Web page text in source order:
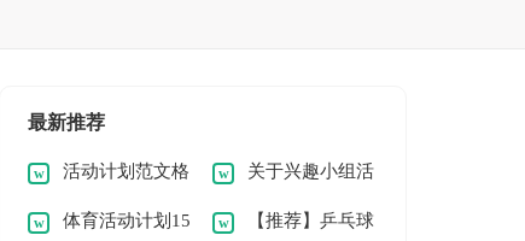
最新推荐
活动计划范文格
式2篇【优选】
关于兴趣小组活
动计划
体育活动计划15 【推荐】乒乓球